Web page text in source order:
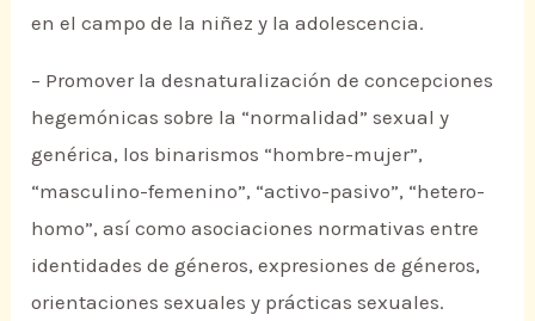
en el campo de la niñez y la adolescencia.
– Promover la desnaturalización de concepciones
hegemónicas sobre la “normalidad” sexual y
genérica, los binarismos “hombre-mujer”,
“masculino-femenino”, “activo-pasivo”, “hetero-
homo”, así como asociaciones normativas entre
identidades de géneros, expresiones de géneros,
orientaciones sexuales y prácticas sexuales.